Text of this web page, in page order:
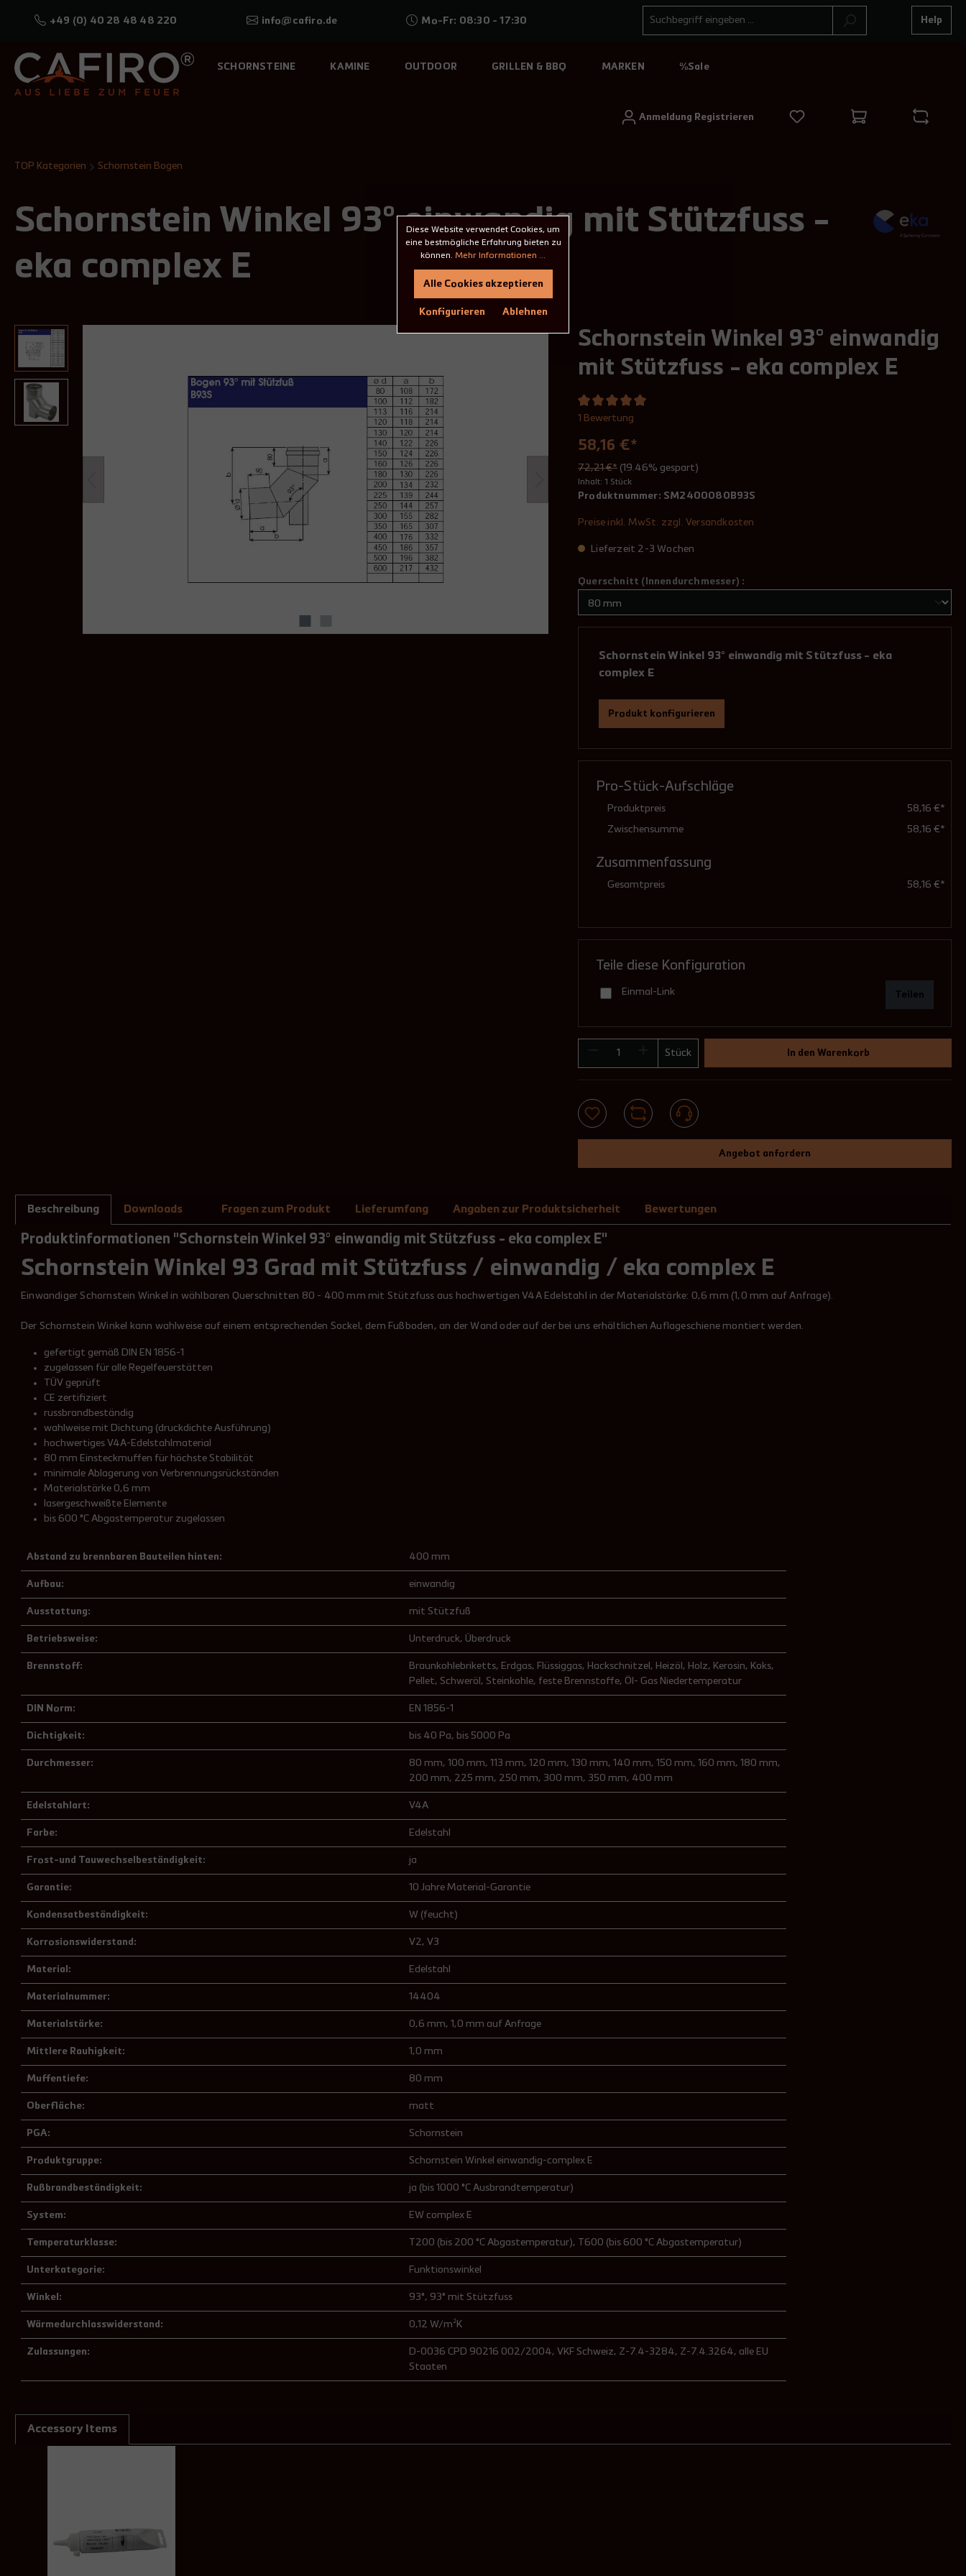
+49 (0) 40 28 48 48 220 info@cafiro.de Mo-Fr: 08:30 - 17:30 Help
SCHORNSTEINE KAMINE OUTDOOR GRILLEN & BBQ MARKEN %Sale
Anmeldung Registrieren
TOP Kategorien Schornstein Bogen
Schornstein Winkel 93° einwandig mit Stützfuss -
eka complex E
Schornstein Winkel 93° einwandig
mit Stützfuss - eka complex E
1 Bewertung
58,16 €*
72,21 €* (19.46% gespart)
Inhalt: 1 Stück
Produktnummer: SM2400080B93S
Preise inkl. MwSt. zzgl. Versandkosten
Lieferzeit 2-3 Wochen
Querschnitt (Innendurchmesser) :
Schornstein Winkel 93° einwandig mit Stützfuss - eka
complex E
Produkt konfigurieren
druckdicht (mit Dichtungen)
Pro-Stück-Aufschläge
Produktpreis 58,16 €*
Zwischensumme 58,16 €*
Zusammenfassung
Gesamtpreis 58,16 €*
Teile diese Konfiguration
Einmal-Link Teilen
Stück In den Warenkorb
Angebot anfordern
Beschreibung Downloads Fragen zum Produkt Lieferumfang Angaben zur Produktsicherheit Bewertungen
Produktinformationen "Schornstein Winkel 93° einwandig mit Stützfuss - eka complex E"
Schornstein Winkel 93 Grad mit Stützfuss / einwandig / eka complex E
Einwandiger Schornstein Winkel in wählbaren Querschnitten 80 - 400 mm mit Stützfuss aus hochwertigen V4A Edelstahl in der Materialstärke: 0,6 mm (1,0 mm auf Anfrage).
Der Schornstein Winkel kann wahlweise auf einem entsprechenden Sockel, dem Fußboden, an der Wand oder auf der bei uns erhältlichen Auflageschiene montiert werden.
gefertigt gemäß DIN EN 1856-1
zugelassen für alle Regelfeuerstätten
TÜV geprüft
CE zertifiziert
russbrandbeständig
wahlweise mit Dichtung (druckdichte Ausführung)
hochwertiges V4A-Edelstahlmaterial
80 mm Einsteckmuffen für höchste Stabilität
minimale Ablagerung von Verbrennungsrückständen
Materialstärke 0,6 mm
lasergeschweißte Elemente
bis 600 °C Abgastemperatur zugelassen
Abstand zu brennbaren Bauteilen hinten: 400 mm
Aufbau: einwandig
Ausstattung: mit Stützfuß
Betriebsweise: Unterdruck, Überdruck
Brennstoff: Braunkohlebriketts, Erdgas, Flüssiggas, Hackschnitzel , Heizöl , Holz, Kerosin, Koks,
Pellet, Schweröl , Steinkohle, feste Brennstoffe, Öl- Gas Niedertemperatur
DIN Norm: EN 1856-1
Dichtigkeit: bis 40 Pa, bis 5000 Pa
Durchmesser: 80 mm, 100 mm, 113 mm, 120 mm, 130 mm, 140 mm, 150 mm, 160 mm, 180 mm,
200 mm, 225 mm, 250 mm, 300 mm, 350 mm, 400 mm
Edelstahlart: V4A
Farbe: Edelstahl
Frost-und Tauwechselbeständigkeit: ja
Garantie: 10 Jahre Material-Garantie
Kondensatbeständigkeit: W (feucht)
Korrosionswiderstand: V2 , V3
Material: Edelstahl
Materialnummer: 14404
Materialstärke: 0,6 mm, 1,0 mm auf Anfrage
Mittlere Rauhigkeit: 1,0 mm
Muffentiefe: 80 mm
Oberfläche: matt
PGA: Schornstein
Produktgruppe: Schornstein Winkel einwandig-complex E
Rußbrandbeständigkeit: ja (bis 1000 °C Ausbrandtemperatur)
System: EW complex E
Temperaturklasse: T200 (bis 200 °C Abgastemperatur), T600 (bis 600 °C Abgastemperatur)
Unterkategorie: Funktionswinkel
Winkel: 93°, 93° mit Stützfuss
Wärmedurchlasswiderstand: 0,12 W/m²K
Zulassungen: D-0036 CPD 90216 002/2004, VKF Schweiz, Z-7.4-3284, Z-7.4.3264, alle EU
Staaten
Accessory Items
Diese Website verwendet Cookies, um
eine bestmögliche Erfahrung bieten zu
können. Mehr Informationen ...
Ablehnen
Konfigurieren
Alle Cookies akzeptieren